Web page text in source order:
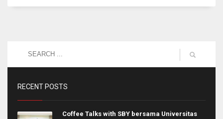
RECENT POSTS
Coffee Talks with SBY bersama Universitas